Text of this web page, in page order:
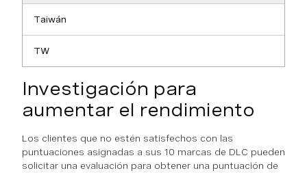
Taiwán
TW
Investigación para
aumentar el rendimiento
Los clientes que no estén satisfechos con las
puntuaciones asignadas a sus 10 marcas de DLC pueden
solicitar una evaluación para obtener una puntuación de